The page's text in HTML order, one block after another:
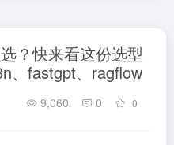
？快来看这份选型
、fastgpt、ragflow
9,060 0 0